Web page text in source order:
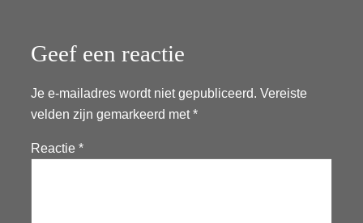
Geef een reactie
Je e-mailadres wordt niet gepubliceerd. Vereiste
velden zijn gemarkeerd met*
Reactie *